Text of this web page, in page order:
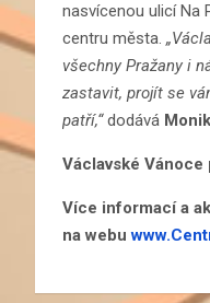
nasvícenou ulicí Na
centru města.
všechny Pražany i
zastavit, projít se
patří,“dodává
Václavské
Více informací a
na webu